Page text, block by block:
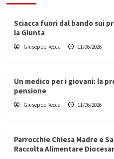
Sciacca fuori dal bando sui
la Giunta
Giuseppe Recca 11/06/2026
Un medico per i giovani: la
pensione
Giuseppe Recca 11/06/2026
Parrocchie Chiesa Madre e
Raccolta Alimentare